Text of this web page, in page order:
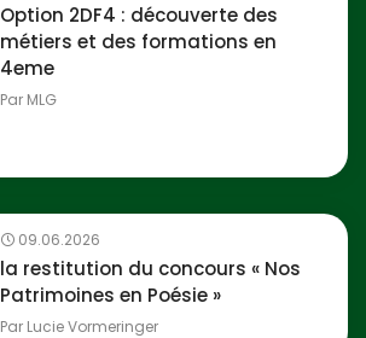
Option 2DF4 : découverte des
métiers et des formations en
4eme
Par MLG
09.06.2026
la restitution du concours « Nos
Patrimoines en Poésie »
Par Lucie Vormeringer